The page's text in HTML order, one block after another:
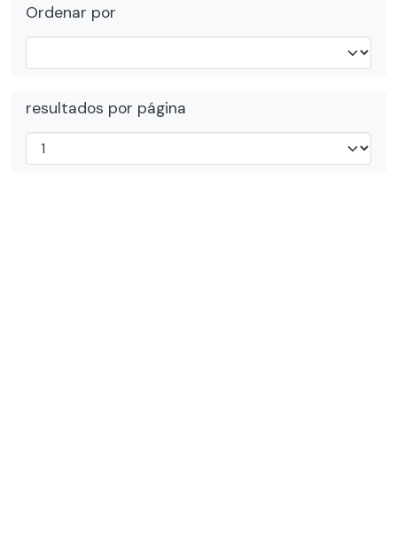
Ordenar por
resultados por página